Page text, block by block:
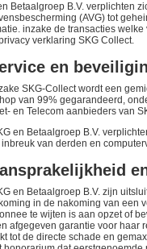
Betaalgroep B.V. verplichten
(AVG) tot
inzake de transacties
verklaring SKG Collect.
en
SKG-Collect wordt een
van 99% gegarandeerd,
en Telecom aanbieders van
en Betaalgroep B.V.
van derden en
en Betaalgroep B.V. zijn
in de nakoming van een
te wijten is aan opzet of
afgegeven garantie voor haar
tot de directe schade en